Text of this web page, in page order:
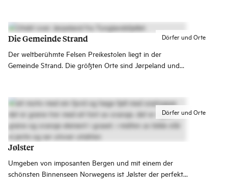
Dörfer und Orte
Die Gemeinde Strand
Der weltberühmte Felsen Preikestolen liegt in der
Gemeinde Strand. Die größten Orte sind Jørpeland und
Dörfer und Orte
Jølster
Umgeben von imposanten Bergen und mit einem der
schönsten Binnenseen Norwegens ist Jølster der perfekte